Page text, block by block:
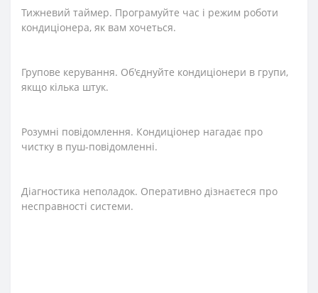
Тижневий таймер. Програмуйте час і режим роботи
кондиціонера, як вам хочеться.
Групове керування. Об'єднуйте кондиціонери в групи,
якщо кілька штук.
Розумні повідомлення. Кондиціонер нагадає про
чистку в пуш-повідомленні.
Діагностика неполадок. Оперативно дізнаєтеся про
несправності системи.